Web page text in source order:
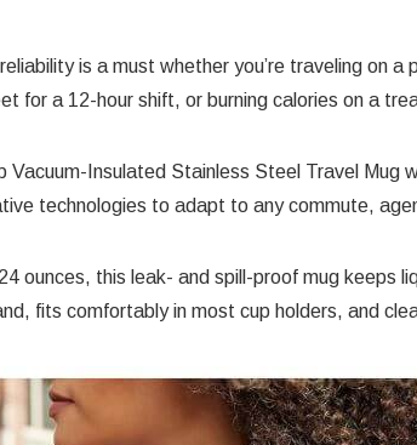
is a must whether you’re traveling on a
for a 12-hour shift, or burning calories on a
Insulated Stainless Steel Travel Mug
technologies to adapt to any commute,
ounces, this leak- and spill-proof mug keeps
fits comfortably in most cup holders, and